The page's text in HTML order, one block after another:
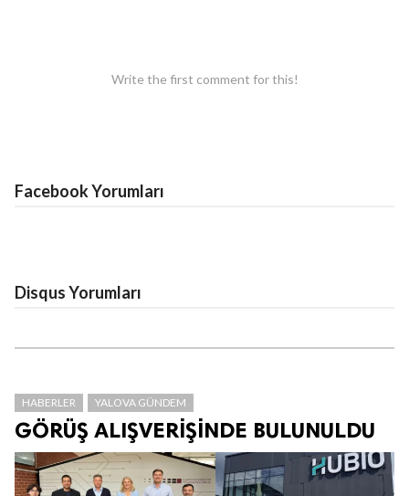
Write the first comment for this!
Facebook Yorumları
Disqus Yorumları
HABERLER YALOVA GÜNDEM
GÖRÜŞ ALIŞVERİŞİNDE BULUNULDU